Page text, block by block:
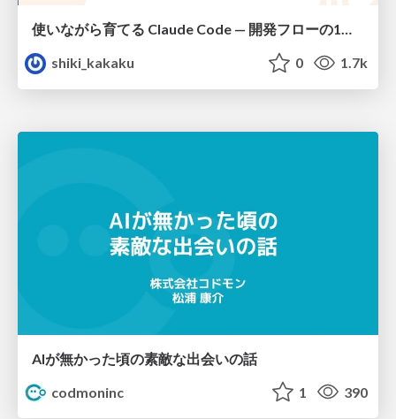
使いながら育てる Claude Code — 開発フローの1コマンド化 × 繰り返し指摘の自動仕組み化
shiki_kakaku
0 1.7k
AIが無かった頃の素敵な出会いの話
codmoninc
1 390